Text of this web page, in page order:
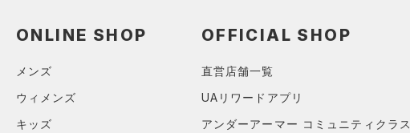
ボトムス
ONLINE SHOP
メンズ
ウィメンズ
キッズ
OFFICIAL SHOP
直営店舗一覧
UAリワードアプリ
アンダーアーマー コミュニティクラス